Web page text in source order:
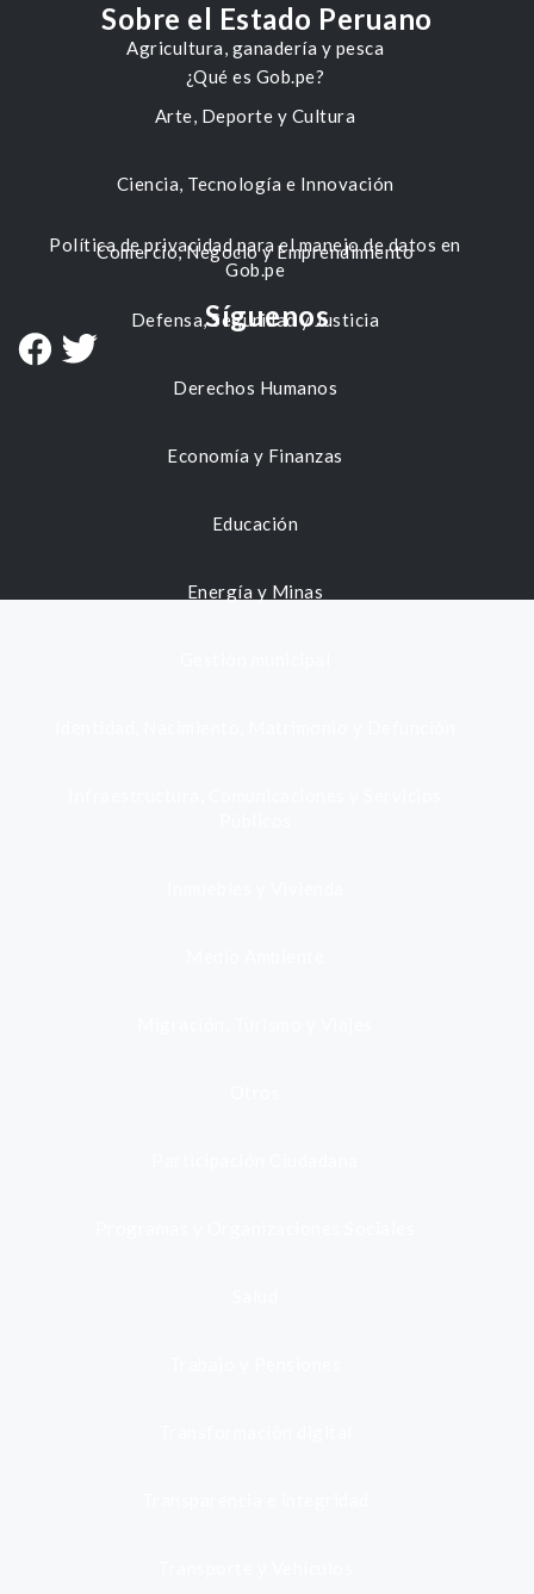
Agricultura, ganadería y pesca
Arte, Deporte y Cultura
Ciencia, Tecnología e Innovación
Comercio, Negocio y Emprendimiento
Defensa, Seguridad y Justicia
Derechos Humanos
Economía y Finanzas
Educación
Energía y Minas
Sobre el Estado Peruano
¿Qué es Gob.pe?
Política de privacidad para el manejo de datos en
Gob.pe
Síguenos